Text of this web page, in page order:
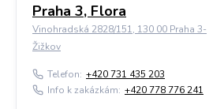
Praha 3, Flora
Vinohradská 2828/151, 130 00 Praha 3-
Žižkov
Telefon: +420 731 435 203
Info k zakázkám: +420 778 776 241